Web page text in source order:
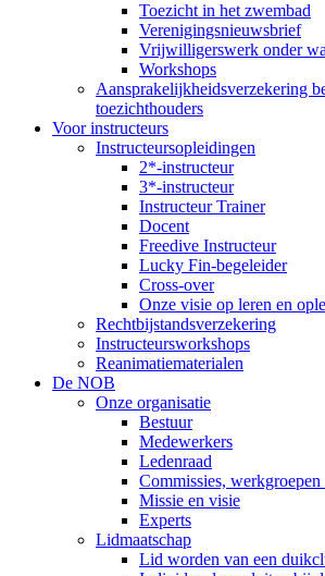
Toezicht in het zwembad
Verenigingsnieuwsbrief
Vrijwilligerswerk onder
Workshops
Aansprakelijkheidsverzekering
toezichthouders
Voor instructeurs
Instructeursopleidingen
2*-instructeur
3*-instructeur
Instructeur Trainer
Docent
Freedive Instructeur
Lucky Fin-begeleider
Cross-over
Onze visie op leren en
Rechtbijstandsverzekering
Instructeursworkshops
Reanimatiematerialen
De NOB
Onze organisatie
Bestuur
Medewerkers
Ledenraad
Commissies, werkgroepen
Missie en visie
Experts
Lidmaatschap
Lid worden van een